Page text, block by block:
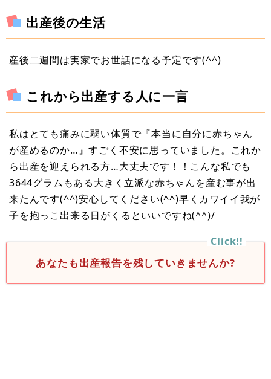
出産後の生活
産後二週間は実家でお世話になる予定です(^^)
これから出産する人に一言
私はとても痛みに弱い体質で『本当に自分に赤ちゃん
が産めるのか…』すごく不安に思っていました。これか
ら出産を迎えられる方…大丈夫です！！こんな私でも
3644グラムもある大きく立派な赤ちゃんを産む事が出
来たんです(^^)安心してください(^^)早くカワイイ我が
子を抱っこ出来る日がくるといいですね(^^)/
あなたも出産報告を残していきませんか?